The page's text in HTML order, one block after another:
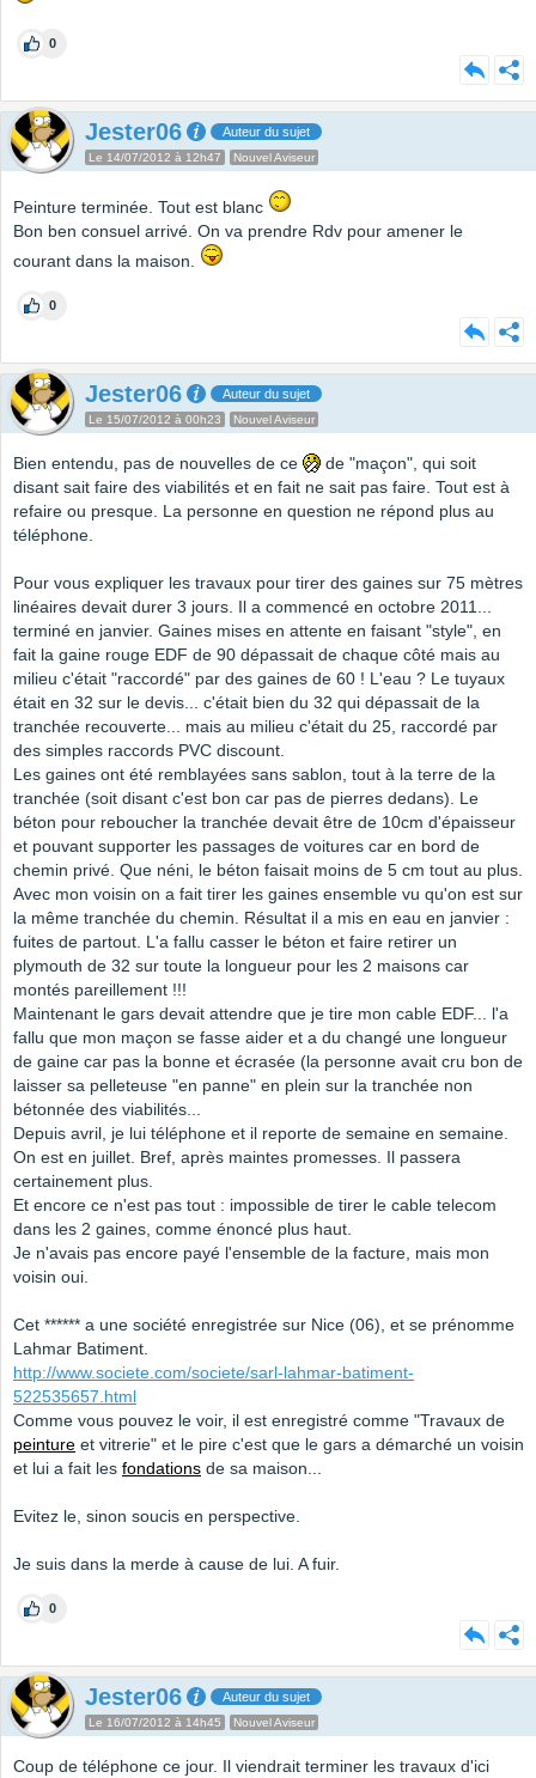
0
Jester06 Auteur du sujet
Le 14/07/2012 à 12h47 Nouvel Aviseur
Peinture terminée. Tout est blanc
Bon ben consuel arrivé. On va prendre Rdv pour amener le
courant dans la maison.
0
Jester06 Auteur du sujet
Le 15/07/2012 à 00h23 Nouvel Aviseur
Bien entendu, pas de nouvelles de ce
de "maçon", qui soit
disant sait faire des viabilités et en fait ne sait pas faire. Tout est à
refaire ou presque. La personne en question ne répond plus au
téléphone.
Pour vous expliquer les travaux pour tirer des gaines sur 75 mètres
linéaires devait durer 3 jours. Il a commencé en octobre 2011...
terminé en janvier. Gaines mises en attente en faisant "style", en
fait la gaine rouge EDF de 90 dépassait de chaque côté mais au
milieu c'était "raccordé" par des gaines de 60 ! L'eau ? Le tuyaux
était en 32 sur le devis... c'était bien du 32 qui dépassait de la
tranchée recouverte... mais au milieu c'était du 25, raccordé par
des simples raccords PVC discount.
Les gaines ont été remblayées sans sablon, tout à la terre de la
tranchée (soit disant c'est bon car pas de pierres dedans). Le
béton pour reboucher la tranchée devait être de 10cm d'épaisseur
et pouvant supporter les passages de voitures car en bord de
chemin privé. Que néni, le béton faisait moins de 5 cm tout au plus.
Avec mon voisin on a fait tirer les gaines ensemble vu qu'on est sur
la même tranchée du chemin. Résultat il a mis en eau en janvier :
fuites de partout. L'a fallu casser le béton et faire retirer un
plymouth de 32 sur toute la longueur pour les 2 maisons car
montés pareillement !!!
Maintenant le gars devait attendre que je tire mon cable EDF... l'a
fallu que mon maçon se fasse aider et a du changé une longueur
de gaine car pas la bonne et écrasée (la personne avait cru bon de
laisser sa pelleteuse "en panne" en plein sur la tranchée non
bétonnée des viabilités...
Depuis avril, je lui téléphone et il reporte de semaine en semaine.
On est en juillet. Bref, après maintes promesses. Il passera
certainement plus.
Et encore ce n'est pas tout : impossible de tirer le cable telecom
dans les 2 gaines, comme énoncé plus haut.
Je n'avais pas encore payé l'ensemble de la facture, mais mon
voisin oui.
Cet ****** a une société enregistrée sur Nice (06), et se prénomme
Lahmar Batiment.
http://www.societe.com/societe/sarl-lahmar-batiment-
522535657.html
Comme vous pouvez le voir, il est enregistré comme "Travaux de
peinture et vitrerie" et le pire c'est que le gars a démarché un voisin
et lui a fait les fondations de sa maison...
Evitez le, sinon soucis en perspective.
Je suis dans la merde à cause de lui. A fuir.
0
Jester06 Auteur du sujet
Le 16/07/2012 à 14h45 Nouvel Aviseur
Coup de téléphone ce jour. Il viendrait terminer les travaux d'ici